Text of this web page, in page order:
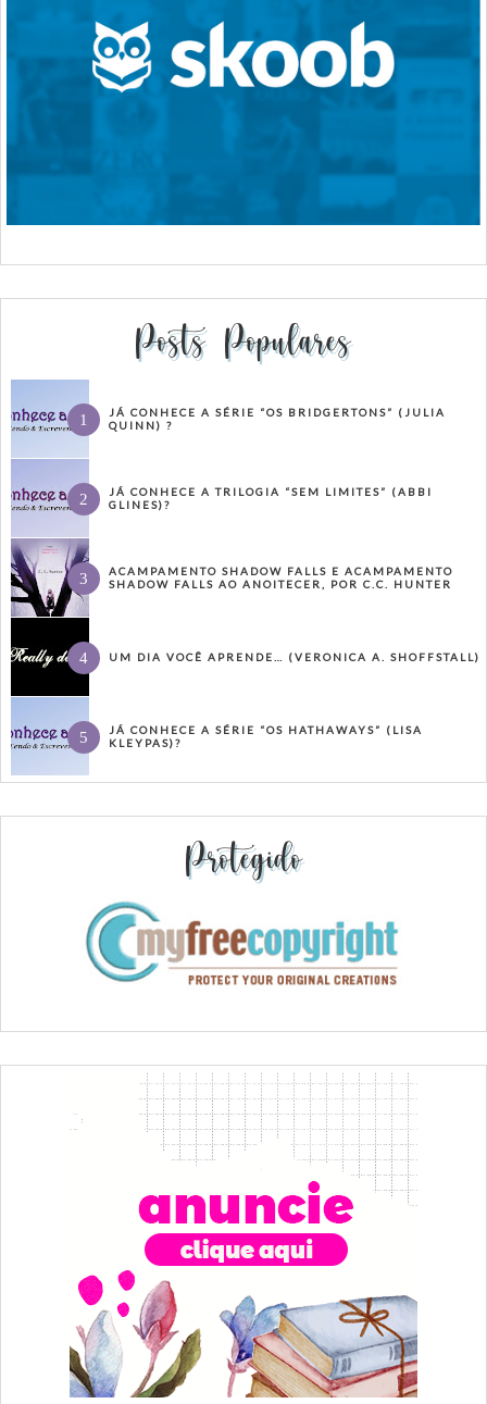
Posts Populares
JÁ CONHECE A SÉRIE “OS BRIDGERTONS” (JULIA
QUINN) ?
JÁ CONHECE A TRILOGIA “SEM LIMITES” (ABBI
GLINES)?
ACAMPAMENTO SHADOW FALLS E ACAMPAMENTO
SHADOW FALLS AO ANOITECER, POR C.C. HUNTER
UM DIA VOCÊ APRENDE… (VERONICA A. SHOFFSTALL)
JÁ CONHECE A SÉRIE “OS HATHAWAYS” (LISA
KLEYPAS)?
Protegido